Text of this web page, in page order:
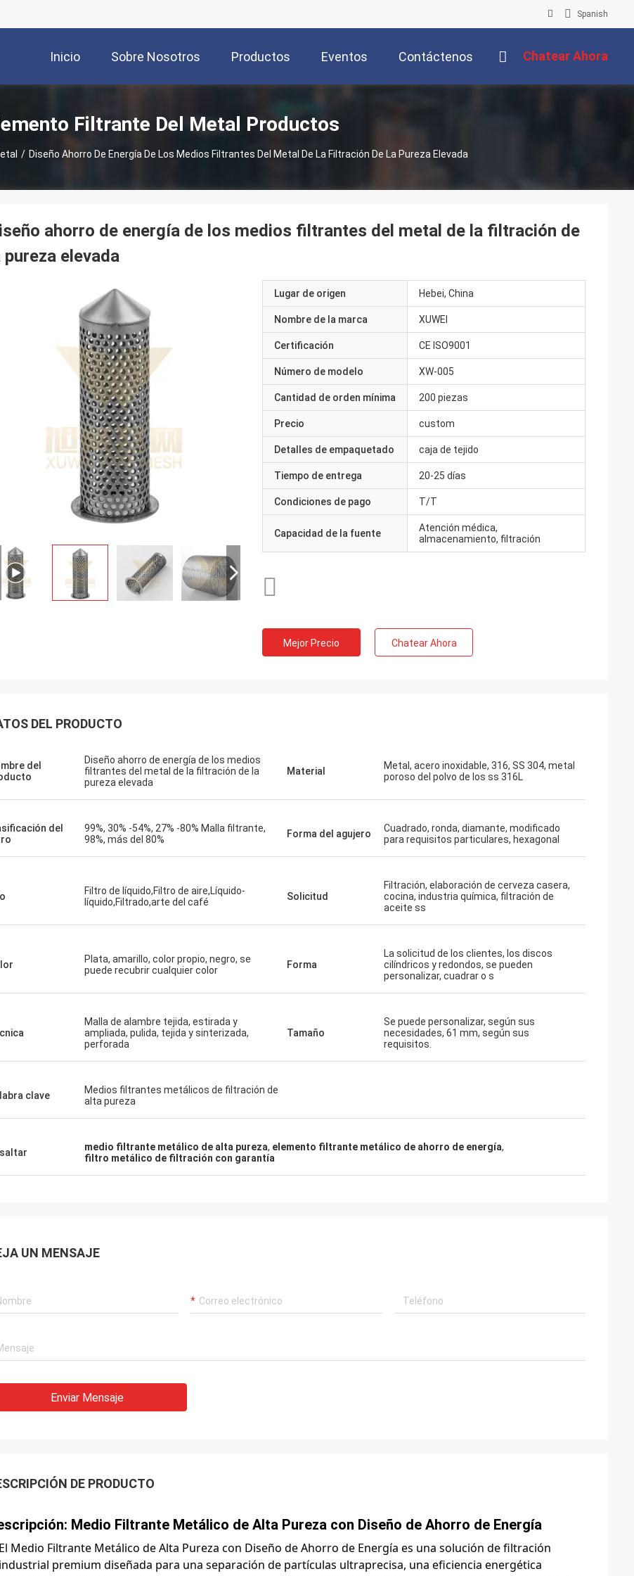
Spanish
Inicio Sobre Nosotros Productos Eventos Contáctenos Chatear Ahora
Filtrante Del Metal Productos
/ Diseño Ahorro De Energía De Los Medios Filtrantes Del Metal De La Filtración De La Pureza Elevada
ahorro de energía de los medios filtrantes del metal de la filtración de
pureza elevada
Lugar de origen Hebei, China
Nombre de la marca XUWEI
Certificación CE ISO9001
Número de modelo XW-005
Cantidad de orden mínima 200 piezas
Precio custom
Detalles de empaquetado caja de tejido
Tiempo de entrega 20-25 días
Condiciones de pago T/T
Capacidad de la fuente
Atención médica,
almacenamiento, filtración
Mejor Precio Chatear Ahora
DEL PRODUCTO
del
Diseño ahorro de energía de los medios
filtrantes del metal de la filtración de la
pureza elevada
Material
Metal, acero inoxidable, 316, SS 304, metal
poroso del polvo de los ss 316L
del
99%, 30% -54%, 27% -80% Malla filtrante,
98%, más del 80%
Forma del agujero
Cuadrado, ronda, diamante, modificado
para requisitos particulares, hexagonal
Filtro de líquido,Filtro de aire,Líquido-
líquido,Filtrado,arte del café
Solicitud
Filtración, elaboración de cerveza casera,
cocina, industria química, filtración de
aceite ss
Plata, amarillo, color propio, negro, se
puede recubrir cualquier color
Forma
La solicitud de los clientes, los discos
cilíndricos y redondos, se pueden
personalizar, cuadrar o s
Malla de alambre tejida, estirada y
ampliada, pulida, tejida y sinterizada,
perforada
Tamaño
Se puede personalizar, según sus
necesidades, 61 mm, según sus
requisitos.
clave
Medios filtrantes metálicos de filtración de
alta pureza
medio filtrante metálico de alta pureza, elemento filtrante metálico de ahorro de energía,
filtro metálico de filtración con garantía
UN MENSAJE
Enviar Mensaje
DE PRODUCTO
Medio Filtrante Metálico de Alta Pureza con Diseño de Ahorro de Energía
El Medio Filtrante Metálico de Alta Pureza con Diseño de Ahorro de Energía es una solución de filtración
industrial premium diseñada para una separación de partículas ultraprecisa, una eficiencia energética